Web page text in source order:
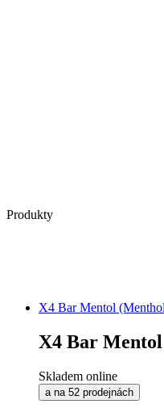
Produkty
X4 Bar Mentol
X4 Bar
Skladem online
a na 52 prodejnách